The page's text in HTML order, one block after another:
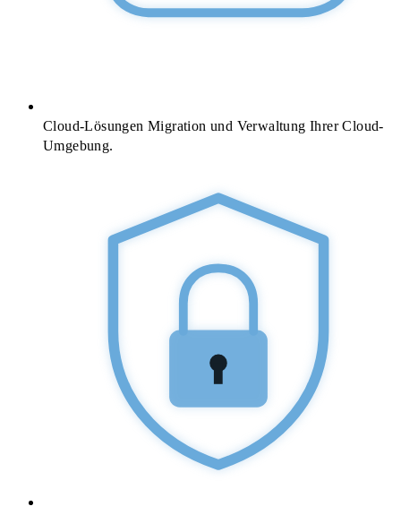
Cloud-LösungenMigration und Verwaltung Ihrer Cloud-
Umgebung.